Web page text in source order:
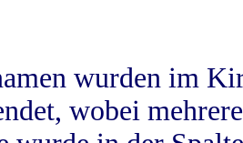
wurden im
wobei